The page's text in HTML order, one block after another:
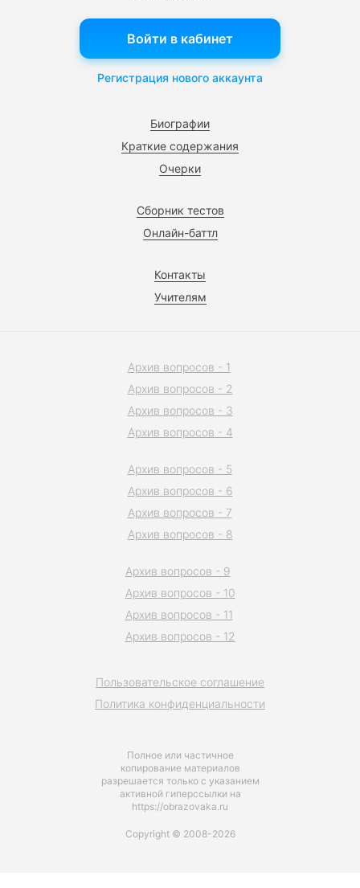
Биографии
Краткие содержания
Очерки
Сборник тестов
Онлайн-баттл
Контакты
Учителям
Войти в кабинет
Регистрация нового аккаунта
Полное или частичное
копирование материалов
разрешается только с указанием
активной гиперссылки на
https://obrazovaka.ru
Пользовательское соглашение
Политика конфиденциальности
Архив вопросов - 1
Архив вопросов - 2
Архив вопросов - 3
Архив вопросов - 4
Архив вопросов - 5
Архив вопросов - 6
Архив вопросов - 7
Архив вопросов - 8
Архив вопросов - 9
Архив вопросов - 10
Архив вопросов - 11
Архив вопросов - 12
Copyright © 2008-2026